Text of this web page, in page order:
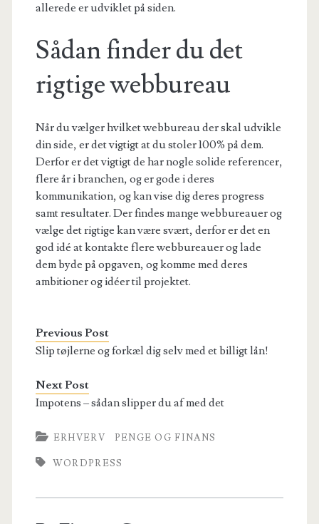
allerede er udviklet på siden.
Sådan finder du det
rigtige webbureau
Når du vælger hvilket webbureau der skal udvikle
din side, er det vigtigt at du stoler 100% på dem.
Derfor er det vigtigt de har nogle solide referencer,
flere år i branchen, og er gode i deres
kommunikation, og kan vise dig deres progress
samt resultater. Der findes mange webbureauer og
vælge det rigtige kan være svært, derfor er det en
god idé at kontakte flere webbureauer og lade
dem byde på opgaven, og komme med deres
ambitioner og idéer til projektet.
Previous Post
Slip tøjlerne og forkæl dig selv med et billigt lån!
Next Post
Impotens – sådan slipper du af med det
ERHVERV PENGE OG FINANS
WORDPRESS